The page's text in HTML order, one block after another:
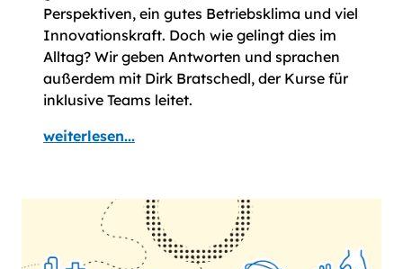
Perspektiven, ein gutes Betriebsklima und viel
Innovationskraft. Doch wie gelingt dies im
Alltag? Wir geben Antworten und sprachen
außerdem mit Dirk Bratschedl, der Kurse für
inklusive Teams leitet.
weiterlesen...